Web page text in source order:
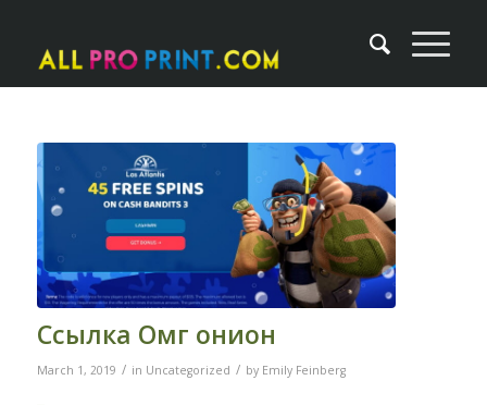
Ссылка Омг онион
March 1, 2019 / in Uncategorized / by Emily Feinberg